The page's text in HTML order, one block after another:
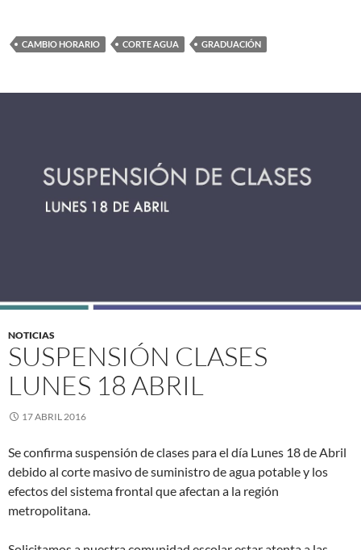
CAMBIO HORARIO CORTE AGUA GRADUACIÓN
NOTICIAS
SUSPENSIÓN CLASES
LUNES 18 ABRIL
17 ABRIL 2016
Se confirma suspensión de clases para el día Lunes 18 de Abril
debido al corte masivo de suministro de agua potable y los
efectos del sistema frontal que afectan a la región
metropolitana.